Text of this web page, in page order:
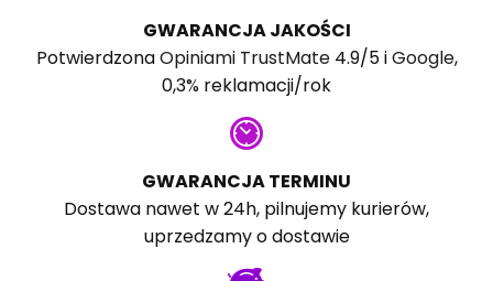
GWARANCJA JAKOŚCI
PotwierdzonaOpiniami TrustMate4.9/5 iGoogle,
0,3% reklamacji/rok
GWARANCJA TERMINU
Dostawa nawet w 24h, pilnujemy kurierów,
uprzedzamy o dostawie